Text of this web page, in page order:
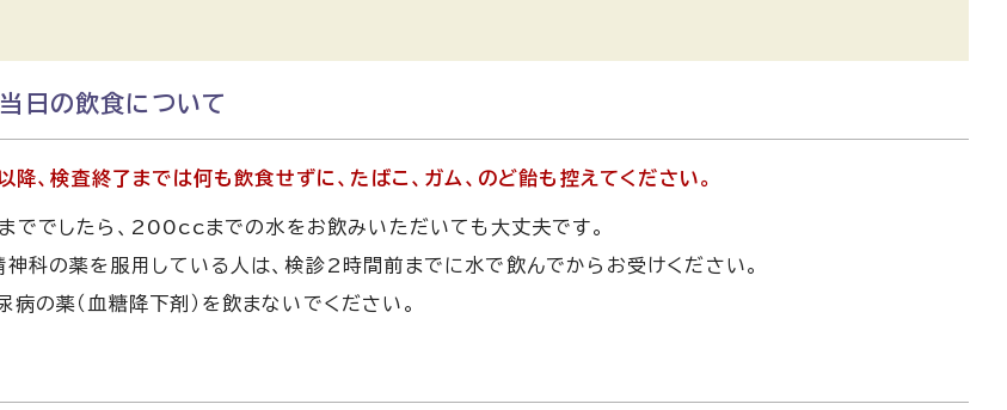
日の飲食について
、検査終了までは何も飲食せずに、たばこ、ガム、のど飴も控えてください。
ででしたら、200ccまでの水をお飲みいただいても大丈夫です。
神科の薬を服用している人は、検診2時間前までに水で飲んでからお受けください。
病の薬（血糖降下剤）を飲まないでください。